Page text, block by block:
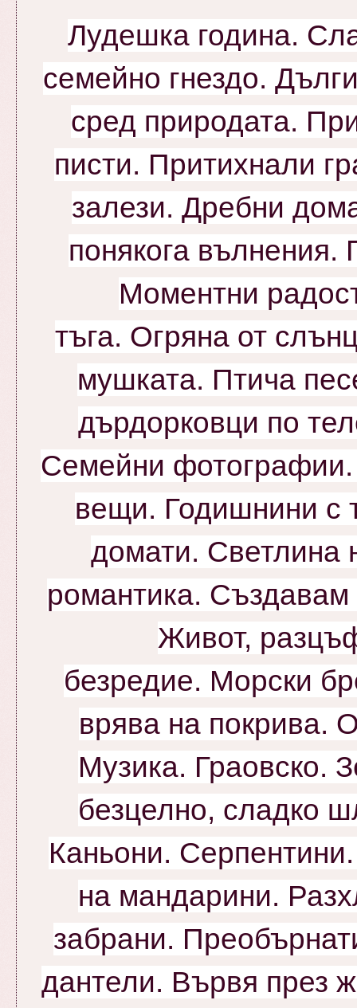
Лудешка година.
семейно гнездо.
сред природата.
писти. Притихнали
залези. Дребни
понякога вълнения.
Моментни
тъга. Огряна от
мушката. Птича
дърдорковци по
Семейни
вещи. Годишнини с
домати. Светлина
романтика. Създавам
Живот,
безредие. Морски
врява на покрива.
Музика. Граовско.
безцелно, сладко
Каньони.
на мандарини.
забрани.
дантели. Вървя през